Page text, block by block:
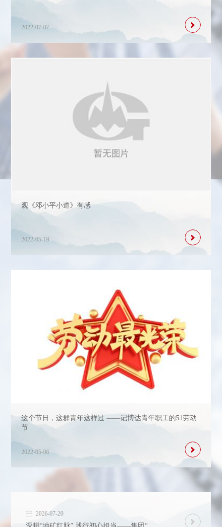
2022-07-07
观《邓小平小道》有感
2022-05-19
这个节日，这群青年这样过 ——记博达青年职工的51劳动
节
2022-05-06
2026-07-20